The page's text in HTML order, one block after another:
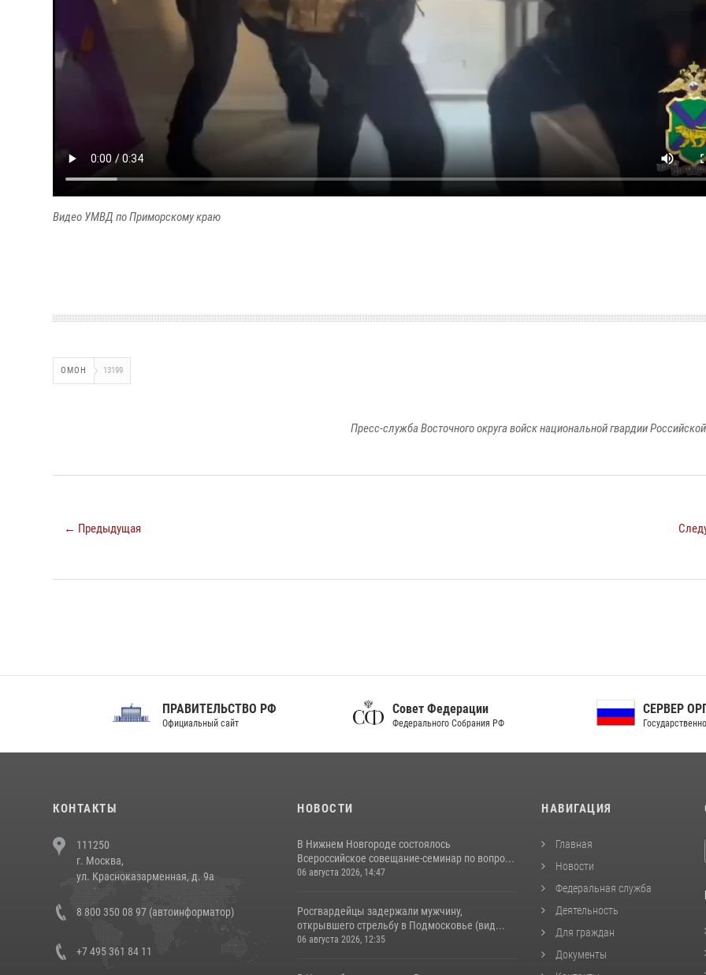
Видео УМВД по Приморскому краю
ОМОН 13199
Пресс-служба Восточного округа войск национальной гвардии
← Предыдущая
ПРАВИТЕЛЬСТВО РФ
Официальный сайт
Совет Федерации
Федерального Собрания РФ
СЕРВЕР ОРГАНОВ
Государственной власти РФ
КОНТАКТЫ
111250
г. Москва,
ул. Красноказарменная, д. 9а
8 800 350 08 97 (автоинформатор)
+7 495 361 84 11
НОВОСТИ
В Нижнем Новгороде состоялось
Всероссийское совещание-семинар по вопро...
06 августа 2026, 14:47
Росгвардейцы задержали мужчину,
открывшего стрельбу в Подмосковье (вид...
06 августа 2026, 12:35
НАВИГАЦИЯ
Главная
Новости
Федеральная служба
Деятельность
Для граждан
Документы